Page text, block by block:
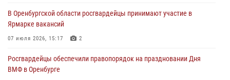
Росгвардейцы Оренбургской области проверили готовность детских
образовательных учреждений к новому учебному году
24 июля 2026, 09:32 1
Итоги работы Управления вневедомственной охраны Росгвардии
по Оренбургской области за первое полугодие 2026 года
В Оренбургской области росгвардейцы принимают участие в
Ярмарке вакансий
07 июля 2026, 15:17 2
Росгвардейцы обеспечили правопорядок на праздновании Дня
ВМФ в Оренбурге